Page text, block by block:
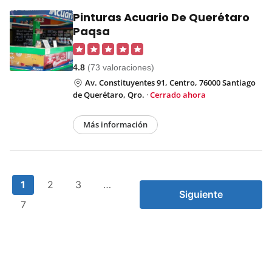
Pinturas Acuario De Querétaro
Paqsa
4.8 (73 valoraciones)
Av. Constituyentes 91, Centro, 76000 Santiago
de Querétaro, Qro. ·Cerrado ahora
Más información
1 2 3
…
7
Siguiente